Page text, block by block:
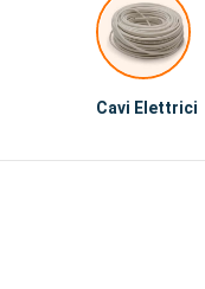
Cavi Elettrici